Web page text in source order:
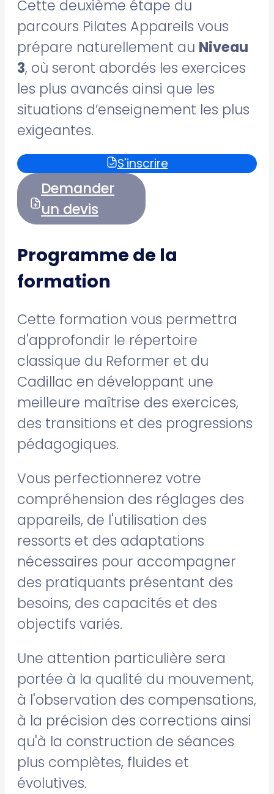
Cette deuxième étape du
parcours Pilates Appareils vous
prépare naturellement au Niveau
3, où seront abordés les exercices
les plus avancés ainsi que les
situations d’enseignement les plus
exigeantes.
S'inscrire
Demander
un devis
Programme de la
formation
Cette formation vous permettra
d'approfondir le répertoire
classique du Reformer et du
Cadillac en développant une
meilleure maîtrise des exercices,
des transitions et des progressions
pédagogiques.
Vous perfectionnerez votre
compréhension des réglages des
appareils, de l'utilisation des
ressorts et des adaptations
nécessaires pour accompagner
des pratiquants présentant des
besoins, des capacités et des
objectifs variés.
Une attention particulière sera
portée à la qualité du mouvement,
à l'observation des compensations,
à la précision des corrections ainsi
qu'à la construction de séances
plus complètes, fluides et
évolutives.